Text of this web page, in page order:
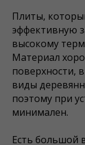
Плиты,
эффективную
высокому
Материал
поверхности,
виды
поэтому при
минимален.
Есть большой